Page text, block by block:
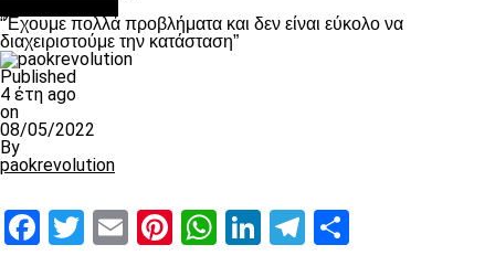
“Έχουμε πολλά προβλήματα και δεν είναι εύκολο να
διαχειριστούμε την κατάσταση”
Published
4 έτη ago
on
08/05/2022
By
paokrevolution
Facebook
Twitter
EmailPinterest
WhatsApp
LinkedIn
Telegram